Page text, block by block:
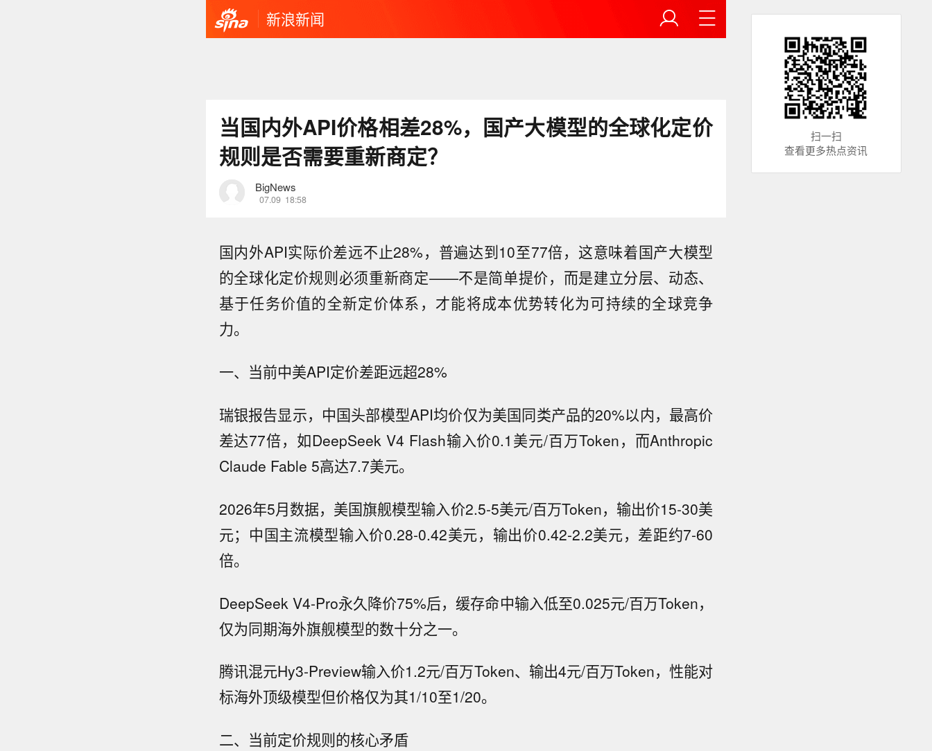
新浪新闻
当国内外API价格相差28%，国产大模型的全球化定价
规则是否需要重新商定？
BigNews
07.09 18:58
国内外API实际价差远不止28%，普遍达到10至77倍，这意味着国产大模型
的全球化定价规则必须重新商定——不是简单提价，而是建立分层、动态、
基于任务价值的全新定价体系，才能将成本优势转化为可持续的全球竞争
力。
一、当前中美API定价差距远超28%
瑞银报告显示，中国头部模型API均价仅为美国同类产品的20%以内，最高价
差达77倍，如DeepSeek V4 Flash输入价0.1美元/百万Token，而Anthropic
Claude Fable 5高达7.7美元。
2026年5月数据，美国旗舰模型输入价2.5-5美元/百万Token，输出价15-30美
元；中国主流模型输入价0.28-0.42美元，输出价0.42-2.2美元，差距约7-60
倍。
DeepSeek V4-Pro永久降价75%后，缓存命中输入低至0.025元/百万Token，
仅为同期海外旗舰模型的数十分之一。
腾讯混元Hy3-Preview输入价1.2元/百万Token、输出4元/百万Token，性能对
标海外顶级模型但价格仅为其1/10至1/20。
二、当前定价规则的核心矛盾
扫一扫
查看更多热点资讯